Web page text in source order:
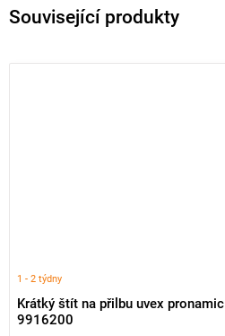
Související produkty
Krátký štít na přilbu uvex pronamic
9916200
1 - 2 týdny